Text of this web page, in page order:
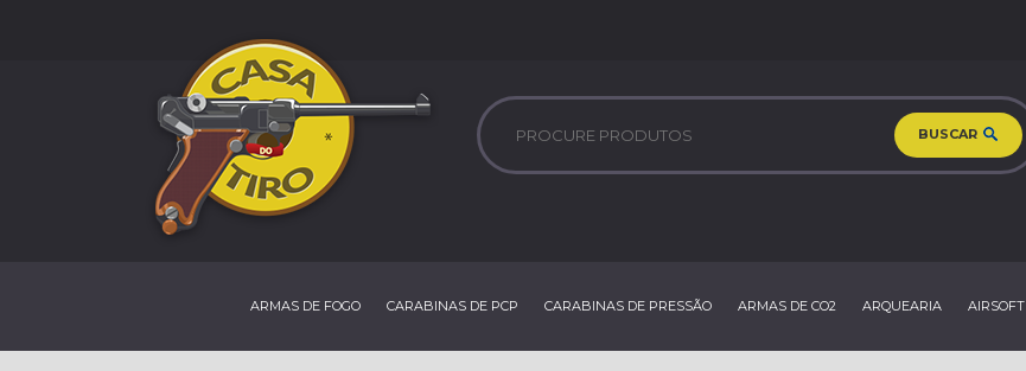
BUSCAR
ARMAS DE FOGO CARABINAS DE PCP CARABINAS DE PRESSÃO ARMAS DE CO2 ARQUEARIA AIRSOFT